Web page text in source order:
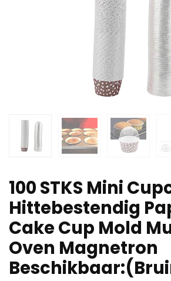
100 STKS Mini
Hittebestendig
Cake Cup Mold
Oven Magnetron